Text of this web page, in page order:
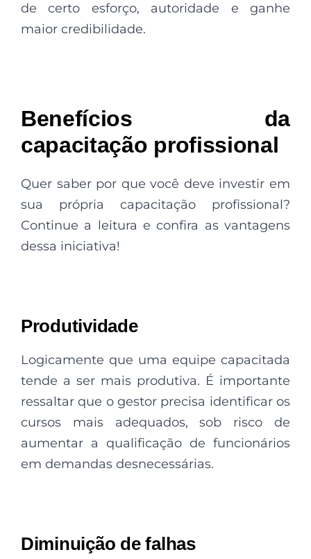
de certo esforço, autoridade e ganhe
maior credibilidade.
Benefícios da
capacitação profissional
Quer saber por que você deve investir em
sua própria capacitação profissional?
Continue a leitura e confira as vantagens
dessa iniciativa!
Produtividade
Logicamente que uma equipe capacitada
tende a ser mais produtiva. É importante
ressaltar que o gestor precisa identificar os
cursos mais adequados, sob risco de
aumentar a qualificação de funcionários
em demandas desnecessárias.
Diminuição de falhas